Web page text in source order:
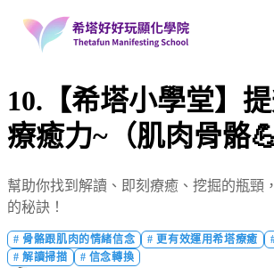
10.【希塔小學堂】
療癒力~（肌肉骨骼
幫助你找到解讀、即刻療癒、挖掘的瓶頸
的秘訣！
# 骨骼跟肌肉的情緒信念 #更有效運用希塔療癒
#解讀掃描 # 信念轉換